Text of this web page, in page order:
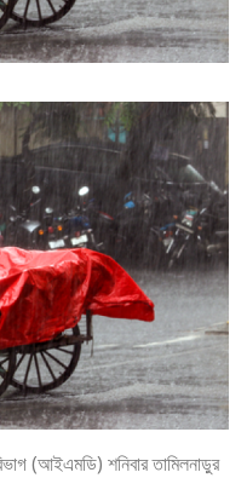
(আইএমডি) শনিবার তামিলনাড়ুর